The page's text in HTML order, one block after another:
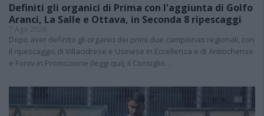
Definiti gli organici di Prima con l'aggiunta di Golfo
Aranci, La Salle e Ottava, in Seconda 8 ripescaggi
7 Ago 2026
Dopo aver definito gli organici dei primi due campionati regionali, con
il ripescaggio di Villacidrese e Usinese in Eccellenza e di Antiochense
e Fonni in Promozione (leggi qui), il Consiglio…